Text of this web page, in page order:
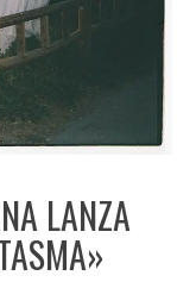
LANZA